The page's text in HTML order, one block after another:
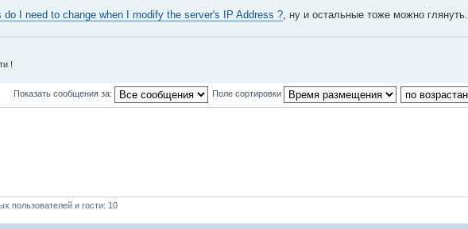
do I need to change when I modify the server's IP Address ?, ну и остальные тоже можно глянуть.
!
Показать сообщения за: Поле сортировки
пользователей и гости: 10